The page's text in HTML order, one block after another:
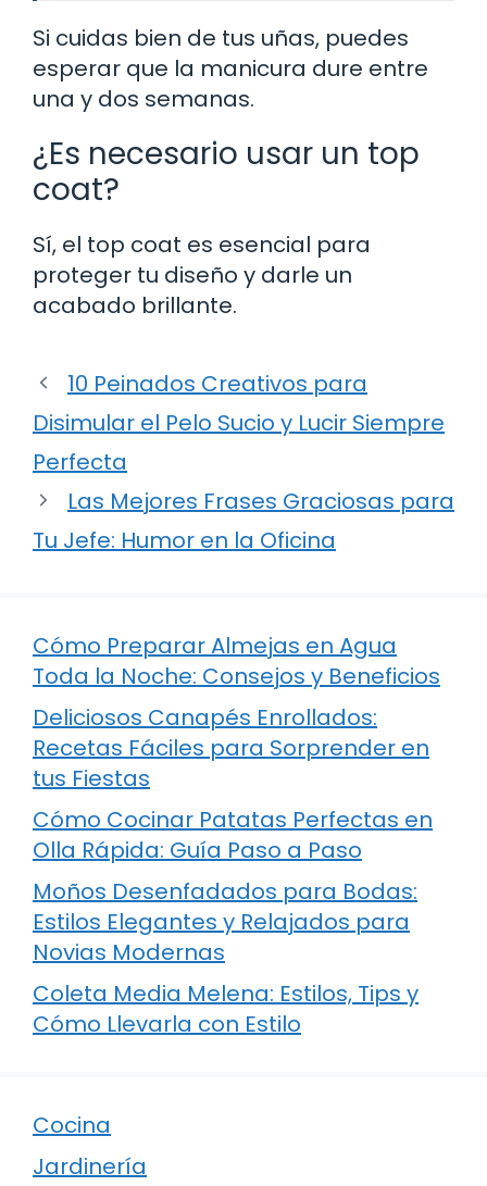
Si cuidas bien de tus uñas, puedes
esperar que la manicura dure entre
una y dos semanas.
¿Es necesario usar un top
coat?
Sí, el top coat es esencial para
proteger tu diseño y darle un
acabado brillante.
10 Peinados Creativos para
Disimular el Pelo Sucio y Lucir Siempre
Perfecta
Las Mejores Frases Graciosas para
Tu Jefe: Humor en la Oficina
Cómo Preparar Almejas en Agua
Toda la Noche: Consejos y Beneficios
Deliciosos Canapés Enrollados:
Recetas Fáciles para Sorprender en
tus Fiestas
Cómo Cocinar Patatas Perfectas en
Olla Rápida: Guía Paso a Paso
Moños Desenfadados para Bodas:
Estilos Elegantes y Relajados para
Novias Modernas
Coleta Media Melena: Estilos, Tips y
Cómo Llevarla con Estilo
Cocina
Jardinería